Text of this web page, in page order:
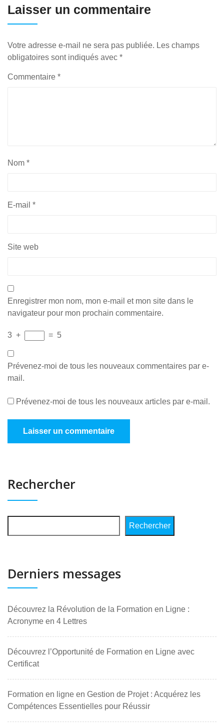
Laisser un commentaire
Votre adresse e-mail ne sera pas publiée. Les champs
obligatoires sont indiqués avec *
Commentaire *
Nom *
E-mail *
Site web
Enregistrer mon nom, mon e-mail et mon site dans le
navigateur pour mon prochain commentaire.
3 + = 5
Prévenez-moi de tous les nouveaux commentaires par e-
mail.
Prévenez-moi de tous les nouveaux articles par e-mail.
Rechercher
Rechercher
Derniers messages
Découvrez la Révolution de la Formation en Ligne :
Acronyme en 4 Lettres
Découvrez l’Opportunité de Formation en Ligne avec
Certificat
Formation en ligne en Gestion de Projet : Acquérez les
Compétences Essentielles pour Réussir